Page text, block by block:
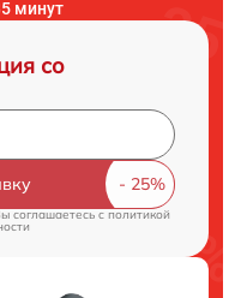
минут
со
соглашаетесь cполитикой